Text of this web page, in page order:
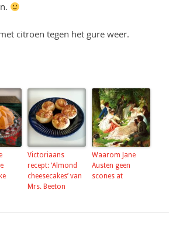
citroen tegen het gure weer.
Victoriaans
recept: ‘Almond
cheesecakes’ van
Mrs. Beeton
Waarom Jane
Austen geen
scones at